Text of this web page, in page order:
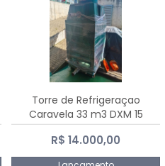
Torre de Refrigeraçao
Caravela 33 m3 DXM 15
R$ 14.000,00